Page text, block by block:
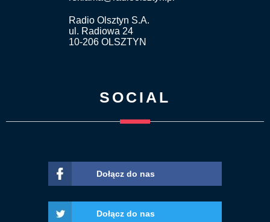
Radio Olsztyn S.A.
ul. Radiowa 24
10-206 OLSZTYN
SOCIAL
Dołącz do nas
Dołącz do nas